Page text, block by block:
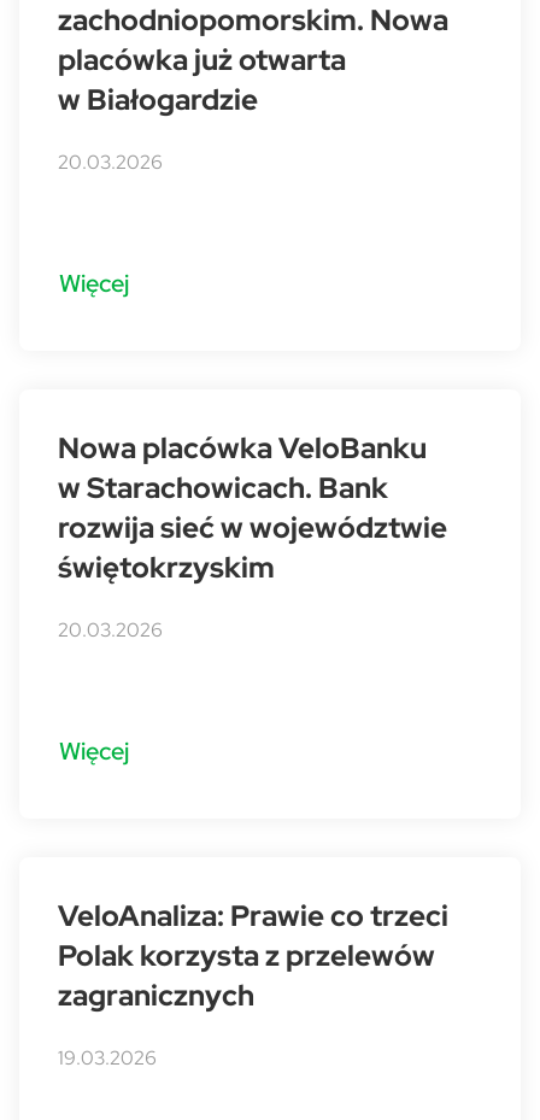
zachodniopomorskim. Nowa
placówka już otwarta
w Białogardzie
20.03.2026
Więcej
Nowa placówka VeloBanku
w Starachowicach. Bank
rozwija sieć w województwie
świętokrzyskim
20.03.2026
Więcej
VeloAnaliza: Prawie co trzeci
Polak korzysta z przelewów
zagranicznych
19.03.2026